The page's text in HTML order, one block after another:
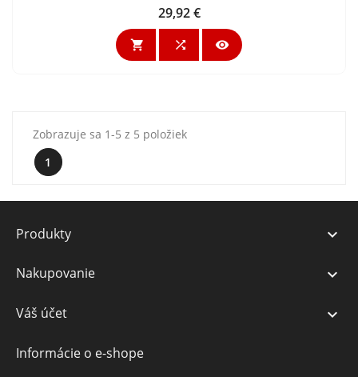
Cena
29,92 €
  
Zobrazuje sa 1-5 z 5 položiek
1
Produkty 
Nakupovanie 
Váš účet 
Informácie o e-shope